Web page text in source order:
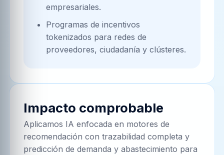
empresariales.
Programas de incentivos
tokenizados para redes de
proveedores, ciudadanía y clústeres.
Impacto comprobable
Aplicamos IA enfocada en motores de
recomendación con trazabilidad completa y
predicción de demanda y abastecimiento para